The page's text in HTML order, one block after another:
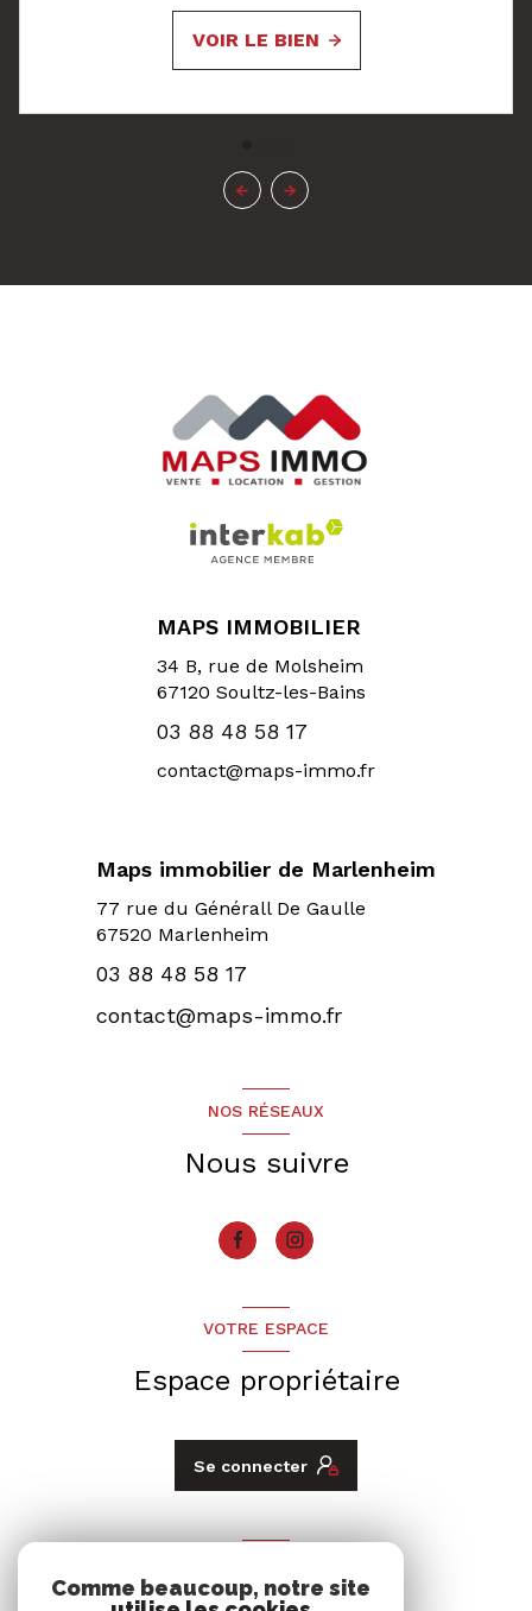
VOIR LE BIEN
MAPS IMMOBILIER
34 B, rue de Molsheim
67120 Soultz-les-Bains
03 88 48 58 17
contact@maps-immo.fr
Maps immobilier de Marlenheim
77 rue du Générall De Gaulle
67520 Marlenheim
03 88 48 58 17
contact@maps-immo.fr
NOS RÉSEAUX
Nous suivre
VOTRE ESPACE
Espace propriétaire
Se connecter
Comme beaucoup, notre site